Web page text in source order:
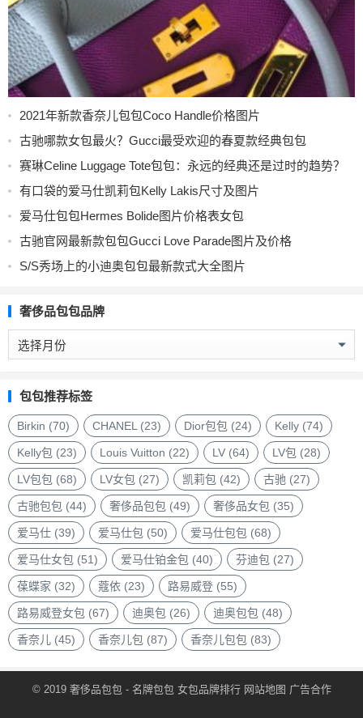
2021年新款香奈儿包包Coco Handle价格图片
古驰哪款女包最火？Gucci最受欢迎的春夏款经典包包
赛琳Celine Luggage Tote包包：永远的经典还是过时的趋势？
有口袋的爱马仕凯莉包Kelly Lakis尺寸及图片
爱马仕包包Hermes Bolide图片价格表女包
古驰官网最新款包包Gucci Love Parade图片及价格
S/S秀场上的小迪奥包包最新款式大全图片
奢侈品包包品牌
奢
侈
包
包
品
牌
包包推荐标签
Birkin (70) CHANEL (23) Dior包包 (24) Kelly (74)
Kelly包 (23) Louis Vuitton (22) LV (64) LV包 (28)
LV包包 (68) LV女包 (27) 凯莉包 (42) 古驰 (27)
古驰包包 (44) 奢侈品包包 (49) 奢侈品女包 (35)
爱马仕 (39) 爱马仕包 (50) 爱马仕包包 (68)
爱马仕女包 (51) 爱马仕铂金包 (40) 芬迪包 (27)
葆蝶家 (32) 蔻依 (23) 路易威登 (55)
路易威登女包 (67) 迪奥包 (26) 迪奥包包 (48)
香奈儿 (45) 香奈儿包 (87) 香奈儿包包 (83)
© 2019 奢侈品包包 - 名牌包包 女包品牌排行网站地图 广告合作